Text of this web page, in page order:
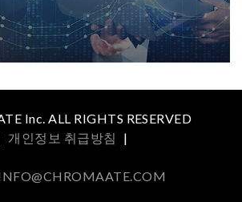
Inc. ALL RIGHTS RESERVED
개인정보 취급방침 |